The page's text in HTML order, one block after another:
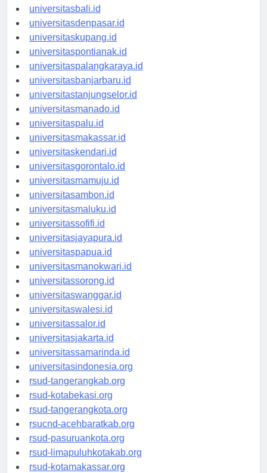
universitasbali.id
universitasdenpasar.id
universitaskupang.id
universitaspontianak.id
universitaspalangkaraya.id
universitasbanjarbaru.id
universitastanjungselor.id
universitasmanado.id
universitaspalu.id
universitasmakassar.id
universitaskendari.id
universitasgorontalo.id
universitasmamuju.id
universitasambon.id
universitasmaluku.id
universitassofifi.id
universitasjayapura.id
universitaspapua.id
universitasmanokwari.id
universitassorong.id
universitaswanggar.id
universitaswalesi.id
universitassalor.id
universitasjakarta.id
universitassamarinda.id
universitasindonesia.org
rsud-tangerangkab.org
rsud-kotabekasi.org
rsud-tangerangkota.org
rsucnd-acehbaratkab.org
rsud-pasuruankota.org
rsud-limapuluhkotakab.org
rsud-kotamakassar.org